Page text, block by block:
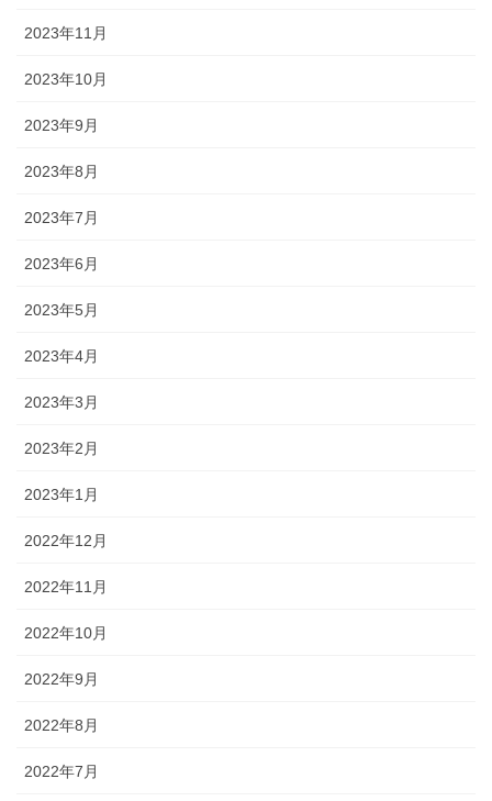
2023年11月
2023年10月
2023年9月
2023年8月
2023年7月
2023年6月
2023年5月
2023年4月
2023年3月
2023年2月
2023年1月
2022年12月
2022年11月
2022年10月
2022年9月
2022年8月
2022年7月